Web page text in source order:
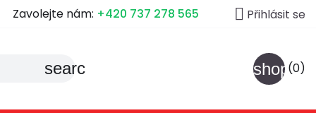
Zavolejte nám: +420 737 278 565  Přihlásit se
search (0)